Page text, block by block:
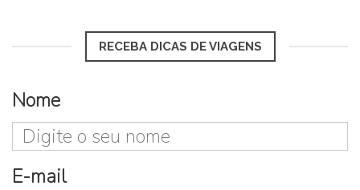
RECEBA DICAS DE VIAGENS
Nome
E-mail